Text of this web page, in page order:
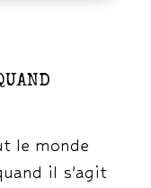
le monde
il s’agit